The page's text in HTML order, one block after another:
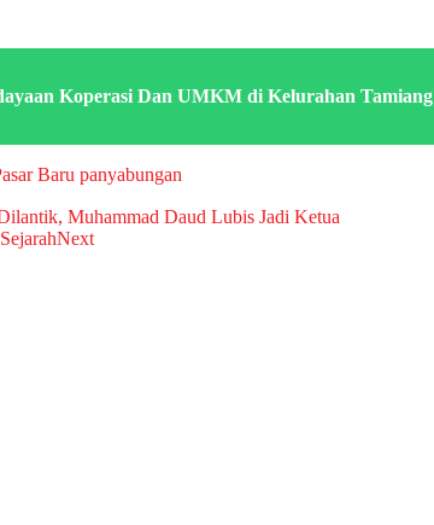
Koperasi Dan UMKM di Kelurahan Tamiang
Baru panyabungan
Muhammad Daud Lubis Jadi Ketua
Next